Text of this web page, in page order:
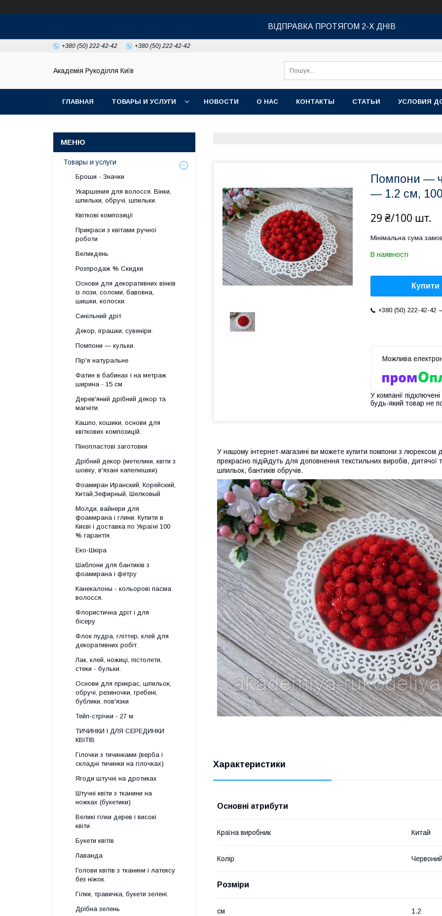
ВІДПРАВКА ПРОТЯГОМ 2-Х ДНІВ
+380 (50) 222-42-42 +380 (50) 222-42-42
Академія Рукоділля Київ
ГЛАВНАЯ ТОВАРЫ И УСЛУГИ НОВОСТИ О НАС КОНТАКТЫ СТАТЬИ УСЛОВИЯ
Помпони —
— 1.2 см,
29 ₴/100 шт.
Мінімальна сума
В наявності
Купити
+380 (50) 222-42-42
У компанії
будь-який товар не
У нашому інтернет-магазині ви можете купити помпони з люрексом
прекрасно підійдуть для доповнення текстильних виробів,
шпильок, бантиків обручів.
Характеристики
Основні атрибути
Країна виробник Китай
Колір
Розміри
см 1.2
Товары и услуги
Броши - Значки
Укаршения для волосся. Вінки,
шпильки, обручі, шпильки.
Квіткові композиції
Прикраси з квітами ручної
роботи
Великдень
Розпродаж % Скидки
Основи для декоративних вінків
із лози, соломи, бавовна,
шишки, колоски.
Синільний дріт
Декор, іграшки, сувеніри.
Помпони — кульки.
Пір'я натуральне
Фатин в бабинах і на метраж
ширина - 15 см
Дерев'яний дрібний декор та
магніти.
Кашпо, кошики, основи для
квіткових композицій.
Пінопластові заготовки
Дрібний декор (метелики, квіти з
шовку, в'язані капелюшки)
Фоамиран Иранский, Корейский,
Китай,Зефирный, Шелковый
Молди, вайнери для
фоамирана і глини. Купити в
Києві і доставка по Україні 100
% гарантія.
Еко-Шкіра
Шаблони для бантиків з
фоамирана і фетру
Канекалоны - кольорові пасма
волосся.
Флористична дріт і для
бісеру
Флок пудра, гліттер, клей для
декоративних робіт.
Лак, клей, ножиці, пістолети,
стеки - бульки.
Основи для прикрас, шпильок,
обручі, резиночки, гребені,
бублики, пов'язки
Тейп-стрічки - 27 м.
ТИЧИНКИ І ДЛЯ СЕРЕДИНКИ
КВІТІВ
Гілочки з тичинками (верба і
складні тичинки на гілочках)
Ягоди штучні на дротиках
Штучні квіти з тканини на
ножках (букетики)
Великі гілки дерев і високі
квіти
Букети квітів
Лаванда
Голови квітів з тканини і латексу
без ніжок.
Гілки, травичка, букети зелені.
Дрібна зелень